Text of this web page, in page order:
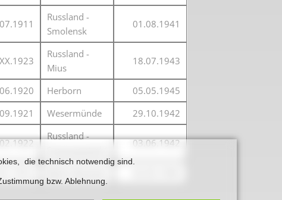
Karnevalistische Filme
Religiöse Filme
Sonstige Filme
Nachlässe
Russland -
Smolensk
01.08.1941
Russland -
Mius
18.07.1943
Herborn
05.05.1945
Wesermünde 29.10.1942
Russland -
03.06.1942
die technisch notwendig sind.
bzw. Ablehnung.